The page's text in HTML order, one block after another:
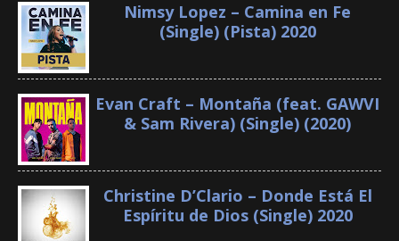
Nimsy Lopez – Camina en Fe
(Single) (Pista) 2020
Evan Craft – Montaña (feat. GAWVI
& Sam Rivera) (Single) (2020)
Christine D’Clario – Donde Está El
Espíritu de Dios (Single) 2020